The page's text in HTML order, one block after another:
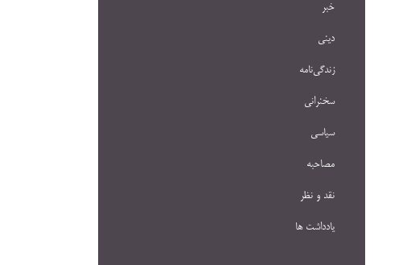
خبر
دینی
زندگی‌نامه
سخنرانی
سیاسی
مصاحبه
نقد و نظر
یادداشت ها